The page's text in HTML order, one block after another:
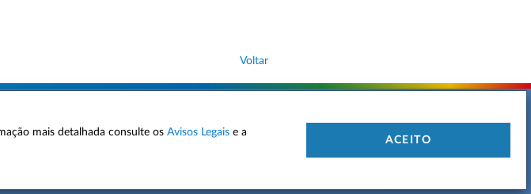
Voltar
POLÍTICA DE PRIVACIDADE CONTACTOS
mais detalhada consulte os Avisos Legais e a
ACEITO